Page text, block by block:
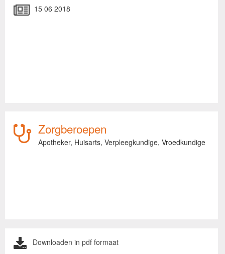
15 06 2018
Zorgberoepen
Apotheker, Huisarts, Verpleegkundige, Vroedkundige
Downloaden in pdf formaat